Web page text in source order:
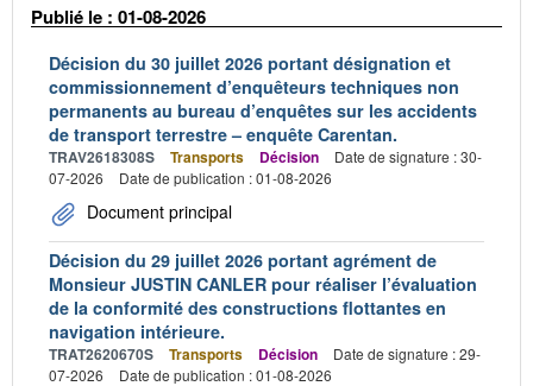
Publié le : 01-08-2026
Décision du 30 juillet 2026 portant désignation et
commissionnement d’enquêteurs techniques non
permanents au bureau d’enquêtes sur les accidents
de transport terrestre – enquête Carentan.
TRAV2618308S Transports Décision
Date de signature : 30-
07-2026
Date de publication : 01-08-2026
Document principal
Décision du 29 juillet 2026 portant agrément de
Monsieur JUSTIN CANLER pour réaliser l’évaluation
de la conformité des constructions flottantes en
navigation intérieure.
TRAT2620670S Transports Décision
Date de signature : 29-
07-2026
Date de publication : 01-08-2026